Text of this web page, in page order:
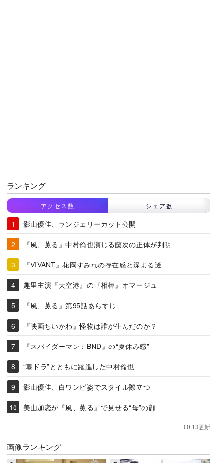
ランキング
アクセス数 シェア数
影山優佳、ランジェリーカット公開
『風、薫る』中村倫也演じる藤次の正体が判明
『VIVANT』花岡すみれの存在感と深まる謎
趣里主演『大空港』の『相棒』オマージュ
『風、薫る』第95話あらすじ
『映画ちいかわ』怪物は誰が生んだのか？
『スパイダーマン：BND』の“夏休み感”
“朝ドラ”とともに躍進した中村倫也
影山優佳、白ワンピ姿でスタイル際立つ
美山加恋が『風、薫る』で見せる“母”の顔
00:13更新
画像ランキング